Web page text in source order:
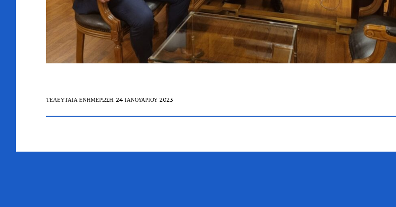
ΤΕΛΕΥΤΑΊΑ ΕΝΗΜΈΡΩΣΗ: 24 ΙΑΝΟΥΑΡΊΟΥ 2023